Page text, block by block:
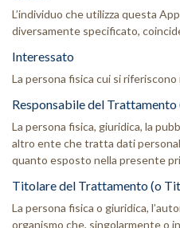
L’individuo che utilizza questa
diversamente specificato,
Interessato
La persona fisica cui si riferiscono
Responsabile del Trattamento
La persona fisica, giuridica, la
altro ente che tratta dati
quanto esposto nella presente
Titolare del Trattamento (o
La persona fisica o giuridica,
organismo che, singolarmente o